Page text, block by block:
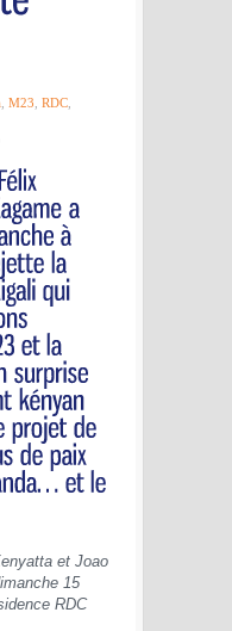
M23 RDC
et Joao
15
RDC